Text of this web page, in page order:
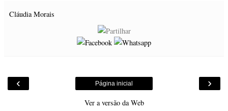
Cláudia Morais
‹ ›
Página inicial
Ver a versão da Web